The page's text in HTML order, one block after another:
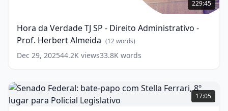
SP
Direito
Administrativo
Prof.
Herbert
Almeida ( 12
229:45
Hora da Verdade TJ SP - Direito Administrativo -
Prof. Herbert Almeida (12words)
Dec 29, 202544.2K views33.8K words
Senado
Federal:
bate-
17:05